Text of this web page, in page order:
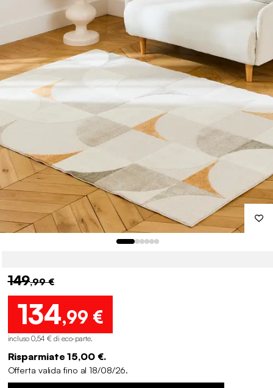
149,99 €
134,99 €
incluso 0,54 € di eco-parte.
Risparmiate 15,00 €.
Offerta valida fino al 18/08/26.